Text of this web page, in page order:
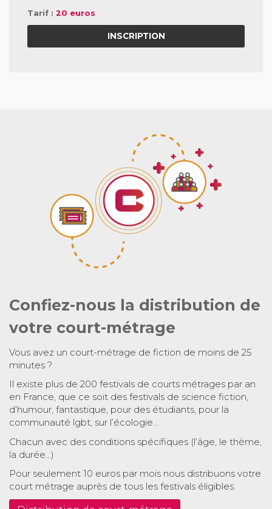
Tarif : 20 euros
INSCRIPTION
Confiez-nous la distribution de
votre court-métrage
Vous avez un court-métrage de fiction de moins de 25
minutes ?
Il existe plus de 200 festivals de courts métrages par an
en France, que ce soit des festivals de science fiction,
d’humour, fantastique, pour des étudiants, pour la
communauté lgbt, sur l’écologie…
Chacun avec des conditions spécifiques (l’âge, le thème,
la durée…)
Pour seulement 10 euros par mois nous distribuons votre
court métrage auprès de tous les festivals éligibles.